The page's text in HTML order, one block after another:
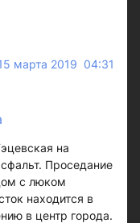
марта 2019 04:31
на
Проседание
с люком
находится в
в центр города.